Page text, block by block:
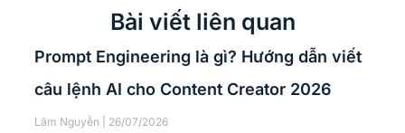
Bài viết liên quan
Prompt Engineering là gì? Hướng dẫn viết
câu lệnh AI cho Content Creator 2026
Lâm Nguyễn 26/07/2026